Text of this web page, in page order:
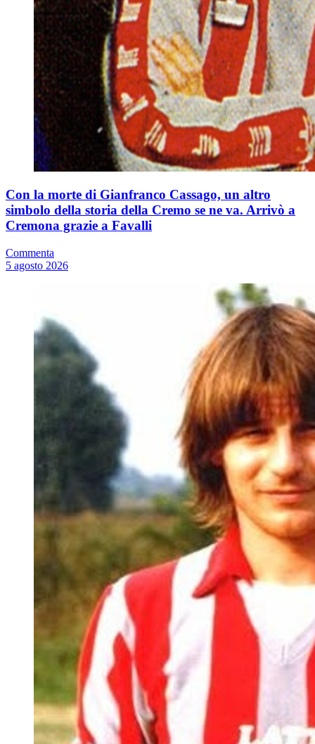
Con la morte di Gianfranco Cassago, un altro
simbolo della storia della Cremo se ne va. Arrivò a
Cremona grazie a Favalli
Commenta
5 agosto 2026